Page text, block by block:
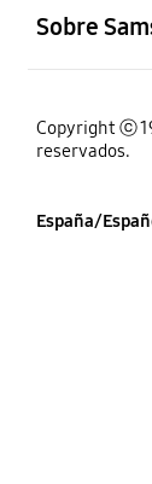
Sobre
Copyright ⓒ
reservados.
España/